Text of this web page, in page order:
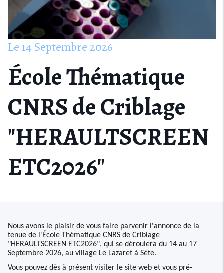
Le14 Septembre2026
École Thématique
CNRS de Criblage
"HERAULTSCREEN
ETC2026"
Nous avons le plaisir de vous faire parvenir l'annonce de la
tenue de l'École Thématique CNRS de Criblage
"HERAULTSCREEN ETC2026", qui se déroulera du 14 au 17
Septembre 2026, au village Le Lazaret à Sète.
Vous pouvez dès à présent visiter le site web et vous pré-